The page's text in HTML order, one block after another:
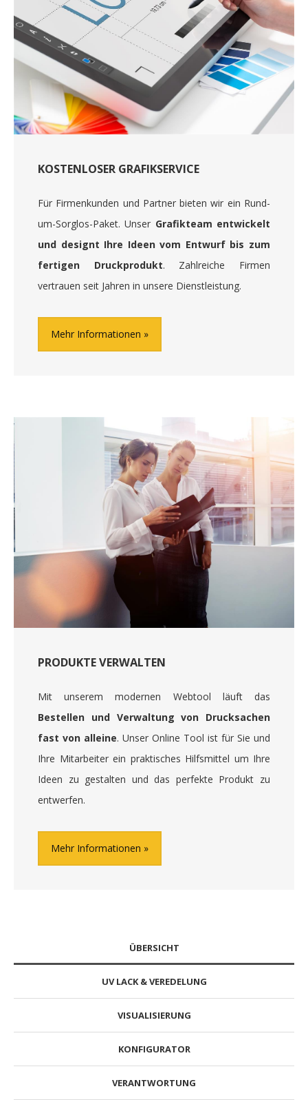
KOSTENLOSER GRAFIKSERVICE
Für Firmenkunden und Partner bieten wir ein Rund-
um-Sorglos-Paket. Unser Grafikteam entwickelt
und designt Ihre Ideen vom Entwurf bis zum
fertigen Druckprodukt. Zahlreiche Firmen
vertrauen seit Jahren in unsere Dienstleistung.
Mehr Informationen
PRODUKTE VERWALTEN
Mit unserem modernen Webtool läuft das
Bestellen und Verwaltung von Drucksachen
fast von alleine. Unser Online Tool ist für Sie und
Ihre Mitarbeiter ein praktisches Hilfsmittel um Ihre
Ideen zu gestalten und das perfekte Produkt zu
entwerfen.
Mehr Informationen
ÜBERSICHT
UV LACK & VEREDELUNG
VISUALISIERUNG
KONFIGURATOR
VERANTWORTUNG